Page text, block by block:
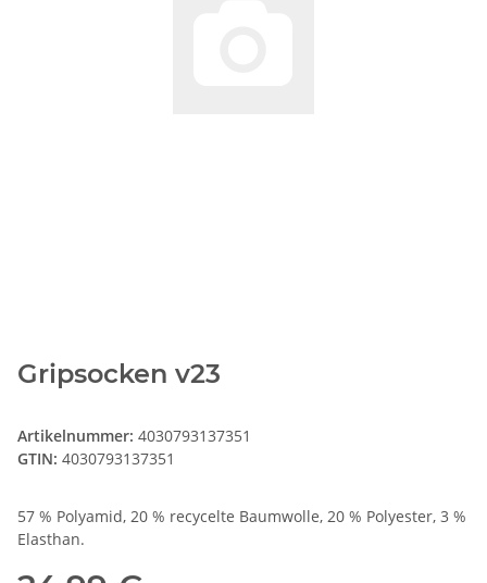
Gripsocken v23
Artikelnummer: 4030793137351
GTIN: 4030793137351
57 % Polyamid, 20 % recycelte Baumwolle, 20 % Polyester, 3 %
Elasthan.